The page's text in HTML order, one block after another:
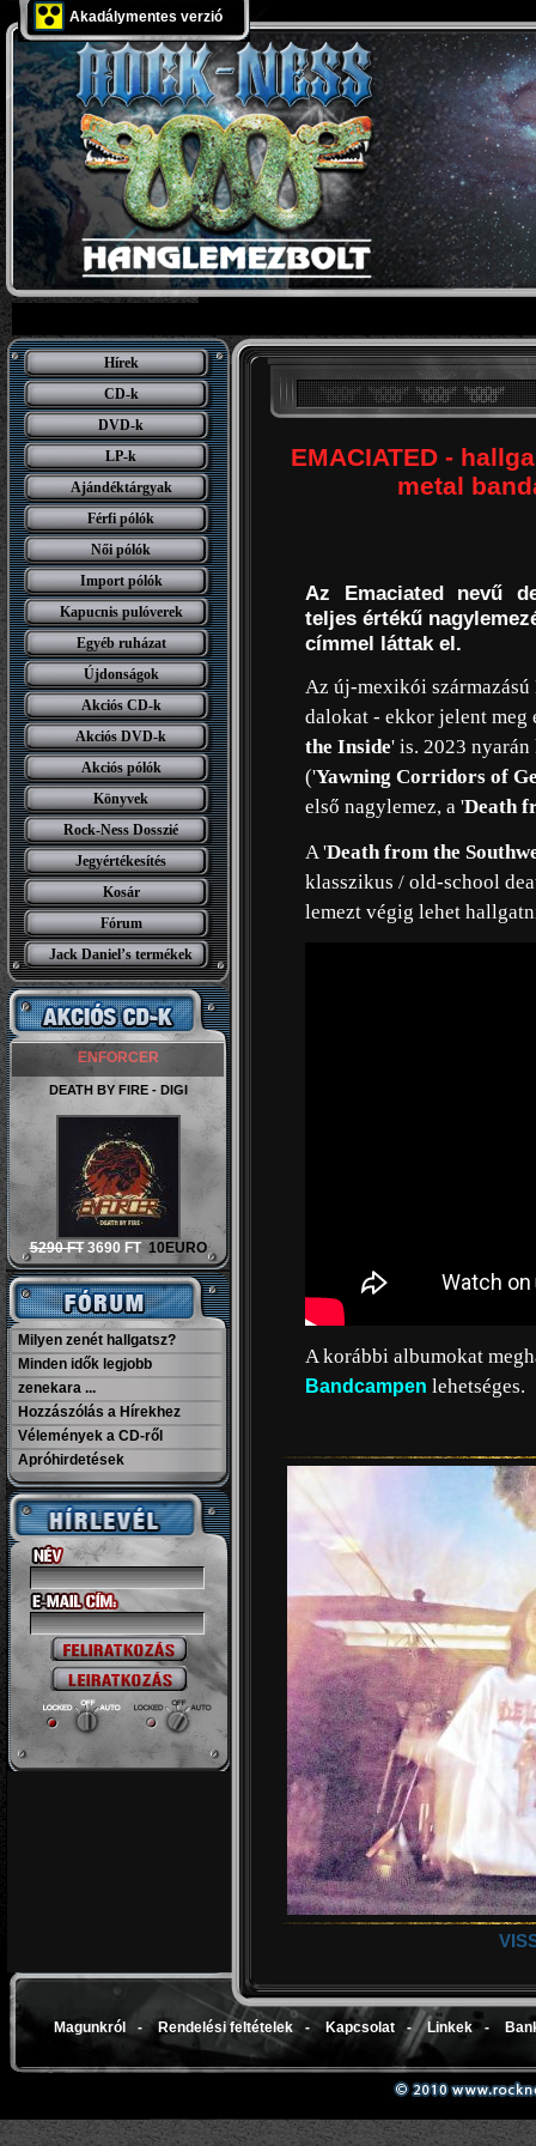
Akadálymentes verzió
Hírek
CD-k
DVD-k
LP-k
Ajándéktárgyak
Férfi pólók
Női pólók
Import pólók
Kapucnis pulóverek
Egyéb ruházat
Újdonságok
Akciós CD-k
Akciós DVD-k
Akciós pólók
Könyvek
Rock-Ness Dosszié
Jegyértékesítés
Kosár
Fórum
Jack Daniel’s termékek
ENFORCER
DEATH BY FIRE - DIGI
5290 FT 3690 FT 10EURO
Milyen zenét hallgatsz?
Minden idők legjobb
zenekara ...
Hozzászólás a Hírekhez
Vélemények a CD-ről
Apróhirdetések
EMACIATED -
metal
Az Emaciated nevű
teljes értékű
címmel láttak el.
Az új-mexikói származású
dalokat - ekkor jelent meg
the Inside' is. 2023
('Yawning Corridors of
első nagylemez, a 'Death
A 'Death from the
klasszikus / old-school
lemezt végig lehet
A korábbi albumokat
Bandcampen lehetséges.
Magunkról - Rendelési feltételek - Kapcsolat - Linkek -